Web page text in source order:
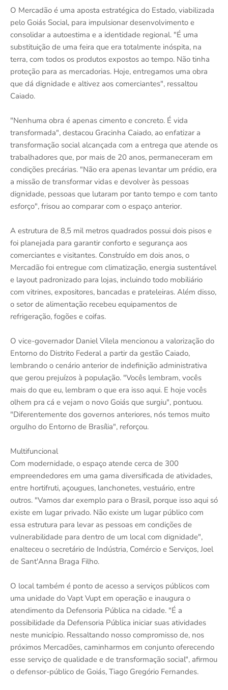
O Mercadão é uma aposta estratégica do Estado, viabilizada
pelo Goiás Social, para impulsionar desenvolvimento e
consolidar a autoestima e a identidade regional. "É uma
substituição de uma feira que era totalmente inóspita, na
terra, com todos os produtos expostos ao tempo. Não tinha
proteção para as mercadorias. Hoje, entregamos uma obra
que dá dignidade e altivez aos comerciantes", ressaltou
Caiado.
"Nenhuma obra é apenas cimento e concreto. É vida
transformada", destacou Gracinha Caiado, ao enfatizar a
transformação social alcançada com a entrega que atende os
trabalhadores que, por mais de 20 anos, permaneceram em
condições precárias. "Não era apenas levantar um prédio, era
a missão de transformar vidas e devolver às pessoas
dignidade, pessoas que lutaram por tanto tempo e com tanto
esforço", frisou ao comparar com o espaço anterior.
A estrutura de 8,5 mil metros quadrados possui dois pisos e
foi planejada para garantir conforto e segurança aos
comerciantes e visitantes. Construído em dois anos, o
Mercadão foi entregue com climatização, energia sustentável
e layout padronizado para lojas, incluindo todo mobiliário
com vitrines, expositores, bancadas e prateleiras. Além disso,
o setor de alimentação recebeu equipamentos de
refrigeração, fogões e coifas.
O vice-governador Daniel Vilela mencionou a valorização do
Entorno do Distrito Federal a partir da gestão Caiado,
lembrando o cenário anterior de indefinição administrativa
que gerou prejuízos à população. "Vocês lembram, vocês
mais do que eu, lembram o que era isso aqui. E hoje vocês
olhem pra cá e vejam o novo Goiás que surgiu", pontuou.
"Diferentemente dos governos anteriores, nós temos muito
orgulho do Entorno de Brasília", reforçou.
Multifuncional
Com modernidade, o espaço atende cerca de 300
empreendedores em uma gama diversificada de atividades,
entre hortifruti, açougues, lanchonetes, vestuário, entre
outros. "Vamos dar exemplo para o Brasil, porque isso aqui só
existe em lugar privado. Não existe um lugar público com
essa estrutura para levar as pessoas em condições de
vulnerabilidade para dentro de um local com dignidade",
enalteceu o secretário de Indústria, Comércio e Serviços, Joel
de Sant'Anna Braga Filho.
O local também é ponto de acesso a serviços públicos com
uma unidade do Vapt Vupt em operação e inaugura o
atendimento da Defensoria Pública na cidade. "É a
possibilidade da Defensoria Pública iniciar suas atividades
neste município. Ressaltando nosso compromisso de, nos
próximos Mercadões, caminharmos em conjunto oferecendo
esse serviço de qualidade e de transformação social", afirmou
o defensor-público de Goiás, Tiago Gregório Fernandes.